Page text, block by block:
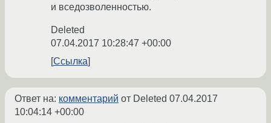
и вседозволенностью.
Deleted
07.04.2017 10:28:47 +00:00
Ссылка
Ответ на: комментарий от Deleted 07.04.2017
10:04:14 +00:00